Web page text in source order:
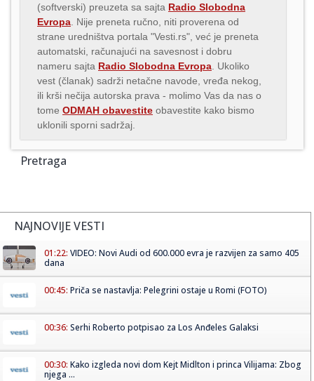
(softverski) preuzeta sa sajta Radio Slobodna
Evropa . Nije preneta ručno, niti proverena od
strane uredništva portala "Vesti.rs", već je preneta
automatski, računajući na savesnost i dobru
nameru sajta Radio Slobodna Evropa . Ukoliko
vest (članak) sadrži netačne navode, vređa nekog,
ili krši nečija autorska prava - molimo Vas da nas o
tome ODMAH obavestite obavestite kako bismo
uklonili sporni sadržaj.
Pretraga
NAJNOVIJE VESTI
01:22: VIDEO: Novi Audi od 600.000 evra je razvijen za samo 405
dana
00:45: Priča se nastavlja: Pelegrini ostaje u Romi (FOTO)
00:36: Serhi Roberto potpisao za Los Anđeles Galaksi
00:30: Kako izgleda novi dom Kejt Midlton i princa Vilijama: Zbog
njega ...